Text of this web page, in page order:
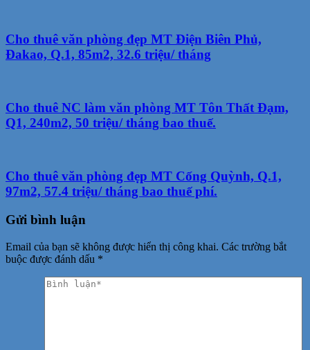
Cho thuê văn phòng đẹp MT Điện Biên Phủ,
Đakao, Q.1, 85m2, 32.6 triệu/ tháng
Cho thuê NC làm văn phòng MT Tôn Thất Đạm,
Q1, 240m2, 50 triệu/ tháng bao thuế.
Cho thuê văn phòng đẹp MT Cống Quỳnh, Q.1,
97m2, 57.4 triệu/ tháng bao thuế phí.
Gửi bình luận
Email của bạn sẽ không được hiển thị công khai. Các trường bắt
buộc được đánh dấu *